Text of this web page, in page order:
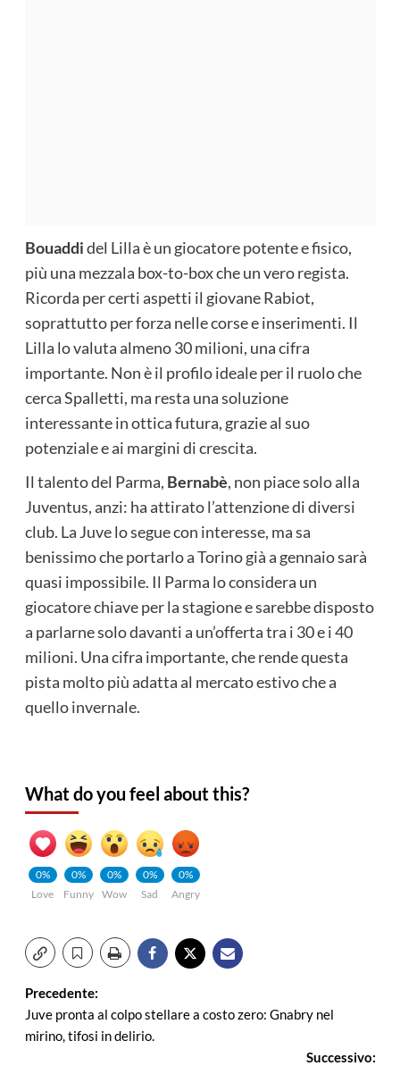
Bouaddidel Lilla è un giocatore potente e fisico,
più una mezzala box-to-box che un vero regista.
Ricorda per certi aspetti il giovane Rabiot,
soprattutto per forza nelle corse e inserimenti. Il
Lilla lo valuta almeno 30 milioni, una cifra
importante. Non è il profilo ideale per il ruolo che
cerca Spalletti, ma resta una soluzione
interessante in ottica futura, grazie al suo
potenziale e ai margini di crescita.
Il talento del Parma, Bernabè, non piace solo alla
Juventus, anzi: ha attirato l’attenzione di diversi
club. La Juve lo segue con interesse, ma sa
benissimo che portarlo a Torino già a gennaio sarà
quasi impossibile. Il Parma lo considera un
giocatore chiave per la stagione e sarebbe disposto
a parlarne solo davanti a un’offerta tra i 30 e i 40
milioni. Una cifra importante, che rende questa
pista molto più adatta al mercato estivo che a
quello invernale.
What do you feel about this?
0%
Love
0%
Funny
0%
Wow
0%
Sad
0%
Angry
Navigazione
articolo
Precedente:
Juve pronta al colpo stellare a costo zero: Gnabry nel
mirino, tifosi in delirio.
Successivo: